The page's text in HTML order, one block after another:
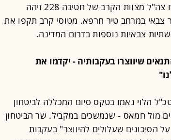
הכטב"מים נפלו במרחב בית המכס. כוח צה"ל מצוות הקרב של חטיבה 228 זיהה
צבאי במרחב טיר חרפא. מטוסי קרב תקפו את
צבאיות נוספות בדרום המדינה.
שיווצרו בעקבותיה - יקדמו את
הלוי נאמו בטקס סיום המכללה לביטחון
מול חמאס - שנמשכים במקביל. שר הביטחון
הסיכונים שעלולים להיווצר" בעקבות